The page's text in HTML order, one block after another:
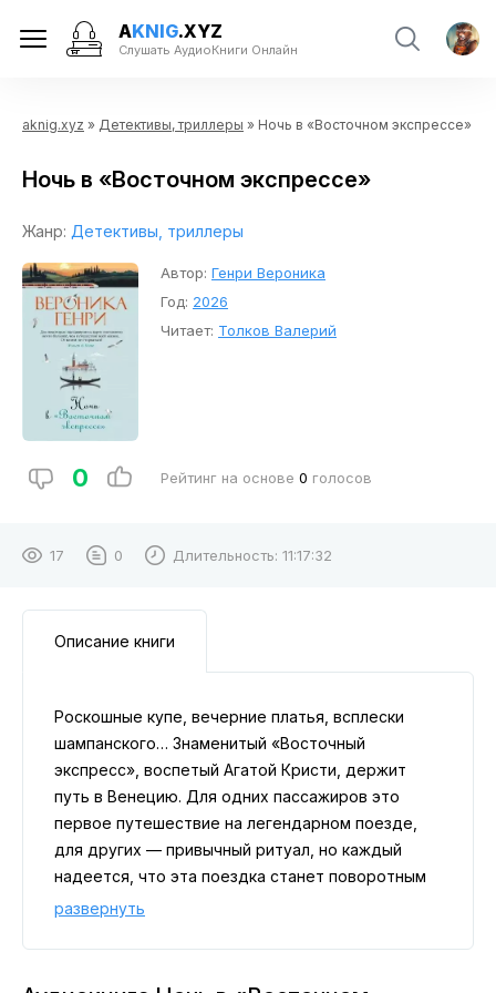
AKNIG.XYZ
Слушать АудиоКниги Онлайн
aknig.xyz » Детективы, триллеры » Ночь в «Восточном экспрессе»
Ночь в «Восточном экспрессе»
Жанр: Детективы, триллеры
Автор: Генри Вероника
Год: 2026
Читает: Толков Валерий
0 Рейтинг на основе 0 голосов
17 0 Длительность: 11:17:32
Описание книги
Роскошные купе, вечерние платья, всплески
шампанского… Знаменитый «Восточный
экспресс», воспетый Агатой Кристи, держит
путь в Венецию. Для одних пассажиров это
первое путешествие на легендарном поезде,
для других — привычный ритуал, но каждый
надеется, что эта поездка станет поворотным
моментом и изменит жизнь к лучшему. Эмми и
судьбы, сколько благодаря друзьям, решившим,
развернуть